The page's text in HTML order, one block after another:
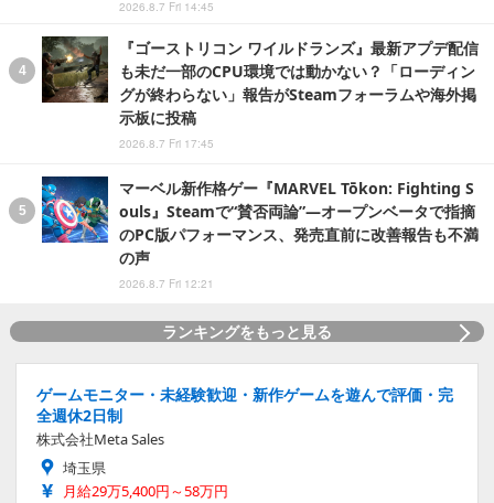
2026.8.7 Fri 14:45
『ゴーストリコン ワイルドランズ』最新アプデ配信
も未だ一部のCPU環境では動かない？「ローディン
グが終わらない」報告がSteamフォーラムや海外掲
示板に投稿
2026.8.7 Fri 17:45
マーベル新作格ゲー『MARVEL Tōkon: Fighting S
ouls』Steamで“賛否両論”―オープンベータで指摘
のPC版パフォーマンス、発売直前に改善報告も不満
の声
2026.8.7 Fri 12:21
ランキングをもっと見る
ゲームモニター・未経験歓迎・新作ゲームを遊んで評価・完
全週休2日制
株式会社Meta Sales
埼玉県
月給29万5,400円～58万円